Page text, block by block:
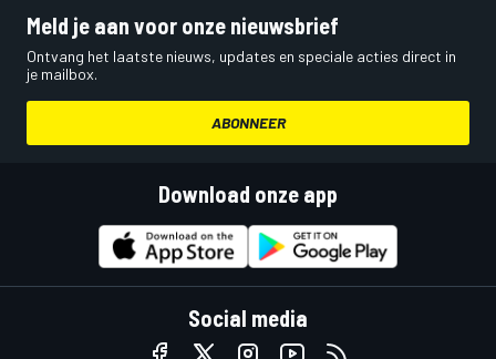
Meld je aan voor onze nieuwsbrief
Ontvang het laatste nieuws, updates en speciale acties direct in
je mailbox.
ABONNEER
Download onze app
Social media